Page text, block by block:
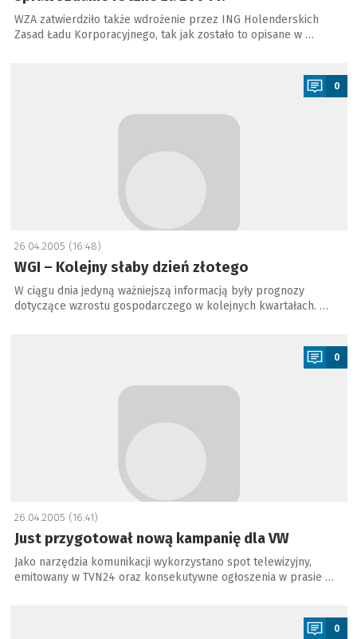
WZA zatwierdziło także wdrożenie przez ING Holenderskich
Zasad Ładu Korporacyjnego, tak jak zostało to opisane w …
0
26.04.2005 (16:48)
WGI – Kolejny słaby dzień złotego
W ciągu dnia jedyną ważniejszą informacją były prognozy
dotyczące wzrostu gospodarczego w kolejnych kwartałach. …
0
26.04.2005 (16:41)
Just przygotował nową kampanię dla VW
Jako narzędzia komunikacji wykorzystano spot telewizyjny,
emitowany w TVN24 oraz konsekutywne ogłoszenia w prasie …
0